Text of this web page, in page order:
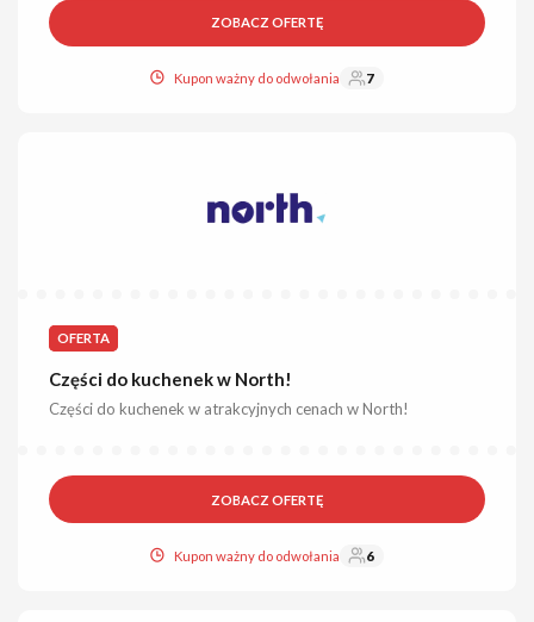
ZOBACZ OFERTĘ
Kupon ważny do odwołania 7
OFERTA
Części do kuchenek w North!
Części do kuchenek w atrakcyjnych cenach w North!
ZOBACZ OFERTĘ
Kupon ważny do odwołania 6